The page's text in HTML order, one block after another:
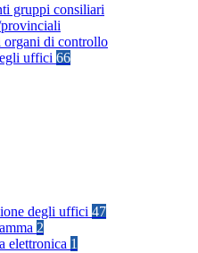
gruppi consiliari
organi di controllo
uffici 66
degli uffici 47
2
elettronica 1